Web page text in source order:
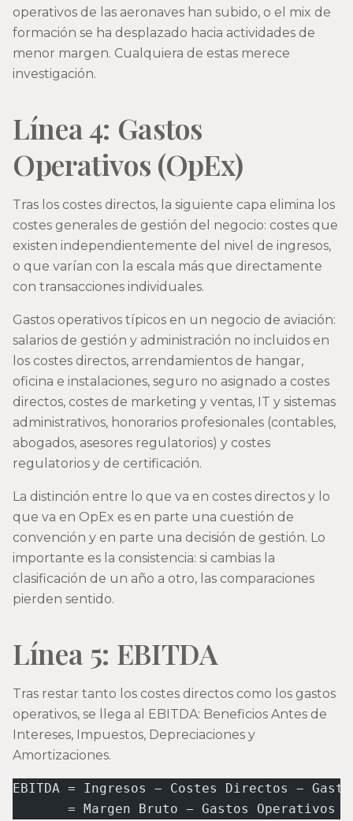
operativos de las aeronaves han subido, o el mix de
formación se ha desplazado hacia actividades de
menor margen. Cualquiera de estas merece
investigación.
Línea 4: Gastos
Operativos (OpEx)
Tras los costes directos, la siguiente capa elimina los
costes generales de gestión del negocio: costes que
existen independientemente del nivel de ingresos,
o que varían con la escala más que directamente
con transacciones individuales.
Gastos operativos típicos en un negocio de aviación:
salarios de gestión y administración no incluidos en
los costes directos, arrendamientos de hangar,
oficina e instalaciones, seguro no asignado a costes
directos, costes de marketing y ventas, IT y sistemas
administrativos, honorarios profesionales (contables,
abogados, asesores regulatorios) y costes
regulatorios y de certificación.
La distinción entre lo que va en costes directos y lo
que va en OpEx es en parte una cuestión de
convención y en parte una decisión de gestión. Lo
importante es la consistencia: si cambias la
clasificación de un año a otro, las comparaciones
pierden sentido.
Línea 5: EBITDA
Tras restar tanto los costes directos como los gastos
operativos, se llega al EBITDA: Beneficios Antes de
Intereses, Impuestos, Depreciaciones y
Amortizaciones.
EBITDA = Ingresos − Costes Directos −
       = Margen Bruto − Gastos Operativos